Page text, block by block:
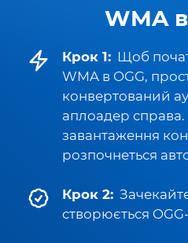
WMA
Крок 1: Щоб
WMA в OGG,
конвертований
аплоадер
завантаження
розпочнеться
Крок 2:
створюється